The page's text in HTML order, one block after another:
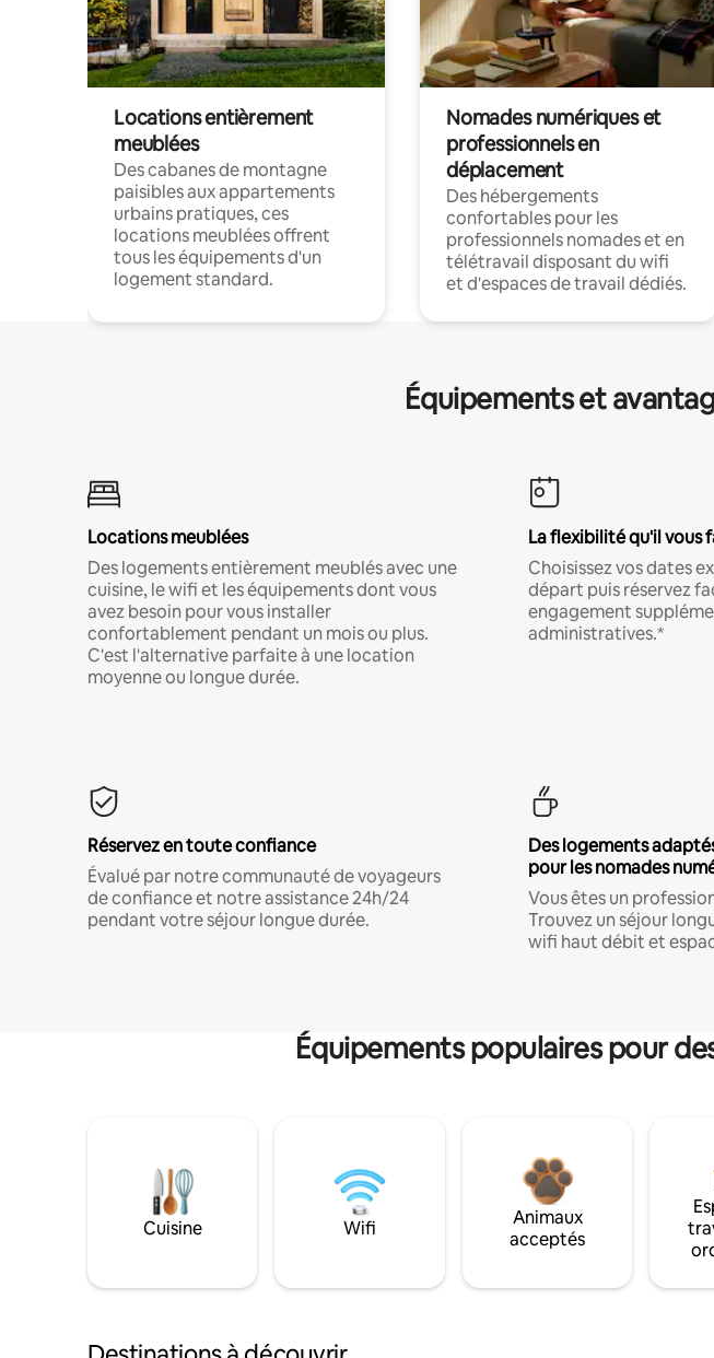
Locations entièrement
meublées
Des cabanes de montagne
paisibles aux appartements
urbains pratiques, ces
locations meublées offrent
tous les équipements d'un
logement standard.
Nomades numériques et
professionnels en
déplacement
Des hébergements
confortables pour les
professionnels nomades et en
télétravail disposant du wifi
et d'espaces de travail dédiés.
Équipements et
Locations meublées
Des logements entièrement meublés avec une
cuisine, le wifi et les équipements dont vous
avez besoin pour vous installer
confortablement pendant un mois ou plus.
C'est l'alternative parfaite à une location
moyenne ou longue durée.
La flexibilité qu'il vous
Choisissez vos dates
départ puis réservez
engagement
administratives.*
Réservez en toute confiance
Évalué par notre communauté de voyageurs
de confiance et notre assistance 24h/24
pendant votre séjour longue durée.
Des logements
pour les nomades
Vous êtes un
Trouvez un séjour
wifi haut débit et
Équipements populaires pour
Cuisine Wifi
Animaux
acceptés